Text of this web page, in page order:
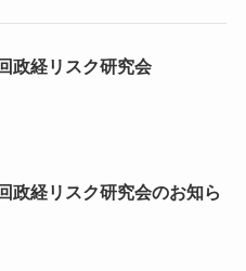
政経リスク研究会
政経リスク研究会のお知ら